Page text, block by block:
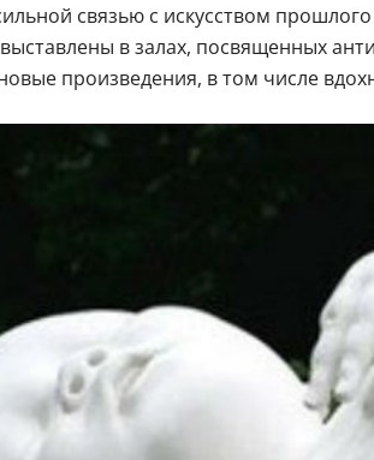
связью с искусством
в залах, посвященных
произведения, в том числе